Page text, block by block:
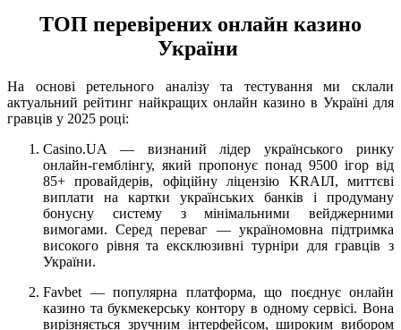
ТОП перевірених онлайн казино
України
На основі ретельного аналізу та тестування ми склали
актуальний рейтинг найкращих онлайн казино в Україні для
гравців у 2025 році:
Casino.UA — визнаний лідер українського ринку
онлайн-гемблінгу, який пропонує понад 9500 ігор від
85+ провайдерів, офіційну ліцензію KRAIЛ, миттєві
виплати на картки українських банків і продуману
бонусну систему з мінімальними вейджерними
вимогами. Серед переваг — україномовна підтримка
високого рівня та ексклюзивні турніри для гравців з
України.
Favbet — популярна платформа, що поєднує онлайн
казино та букмекерську контору в одному сервісі. Вона
вирізняється зручним інтерфейсом, широким вибором